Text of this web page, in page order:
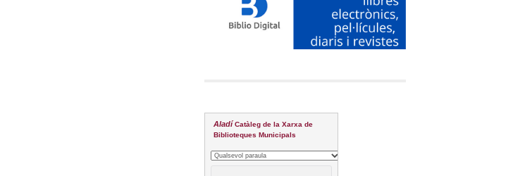
Aladí Catàleg de la Xarxa de
Biblioteques Municipals